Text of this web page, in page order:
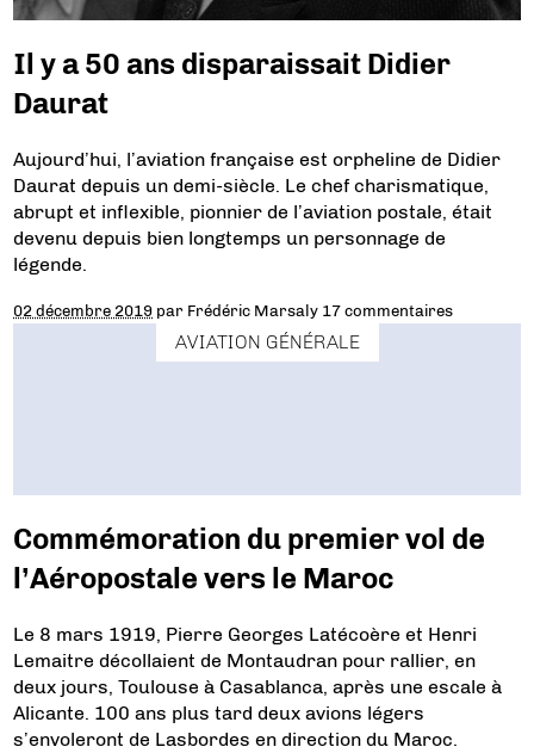
Il y a 50 ans disparaissait Didier
Daurat
Aujourd’hui, l’aviation française est orpheline de Didier
Daurat depuis un demi-siècle. Le chef charismatique,
abrupt et inflexible, pionnier de l’aviation postale, était
devenu depuis bien longtemps un personnage de
légende.
02 décembre 2019 par Frédéric Marsaly 17 commentaires
AVIATION GÉNÉRALE
Commémoration du premier vol de
l’Aéropostale vers le Maroc
Le 8 mars 1919, Pierre Georges Latécoère et Henri
Lemaitre décollaient de Montaudran pour rallier, en
deux jours, Toulouse à Casablanca, après une escale à
Alicante. 100 ans plus tard deux avions légers
s’envoleront de Lasbordes en direction du Maroc.